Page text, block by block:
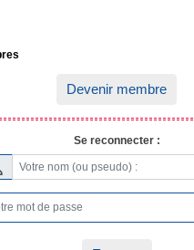
Devenir membre
Se reconnecter :